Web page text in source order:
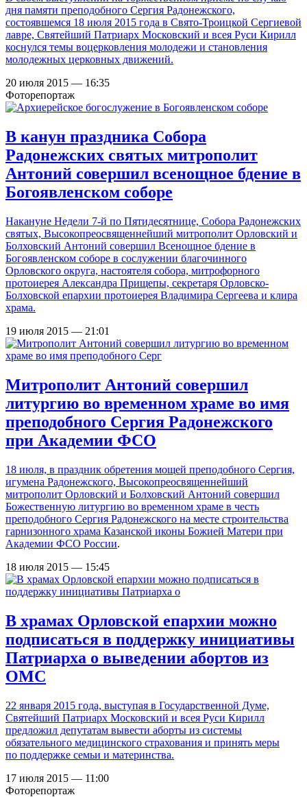
дня памяти преподобного Сергия Радонежского,
состоявшемся 18 июля 2015 года в Свято-Троицкой Сергиевой
лавре, Святейший Патриарх Московский и всея Руси Кирилл
коснулся темы воцерковления молодежи и становления
молодежных церковных движений.
20 июля 2015 — 16:35
Фоторепортаж
В канун праздника Собора
Радонежских святых митрополит
Антоний совершил всенощное бдение в
Богоявленском соборе
Накануне Недели 7-й по Пятидесятнице, Собора Радонежских
святых, Высокопреосвященнейший митрополит Орловский и
Болховский Антоний совершил Всенощное бдение в
Богоявленском соборе в сослужении благочинного
Орловского округа, настоятеля собора, митрофорного
протоиерея Александра Прищепы, секретаря Орловско-
Болховской епархии протоиерея Владимира Сергеева и клира
храма.
19 июля 2015 — 21:01
Митрополит Антоний совершил
литургию во временном храме во имя
преподобного Сергия Радонежского
при Академии ФСО
18 июля, в праздник обретения мощей преподобного Сергия,
игумена Радонежского, Высокопреосвященнейший
митрополит Орловский и Болховский Антоний совершил
Божественную литургию во временном храме в честь
преподобного Сергия Радонежского на месте строительства
гарнизонного храма Казанской иконы Божией Матери при
Академии ФСО России.
18 июля 2015 — 15:45
В храмах Орловской епархии можно
подписаться в поддержку инициативы
Патриарха о выведении абортов из
ОМС
22 января 2015 года, выступая в Государственной Думе,
Святейший Патриарх Московский и всея Руси Кирилл
предложил депутатам вывести аборты из системы
обязательного медицинского страхования и принять меры
по поддержке семьи и материнства.
17 июля 2015 — 11:00
Фоторепортаж